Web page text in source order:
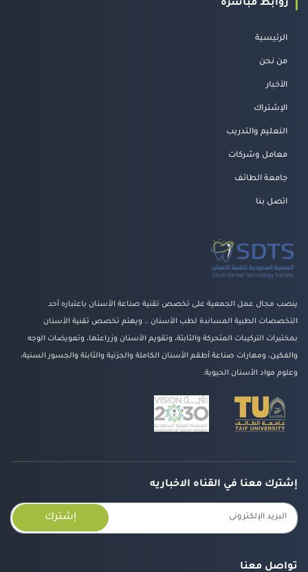
روابط مباشرة
الرئيسية
من نحن
الأخبار
الإشتراك
التعليم والتدريب
معامل وشركات
جامعة الطائف
اتصل بنا
ينصب مجال عمل الجمعية على تخصص تقنية صناعة الأسنان باعتباره أحد
التخصصات الطبية المساندة لطب الأسنان .. ويهتم تخصص تقنية الأسنان
بمختبرات التركيبات المتحركة والثابتة، وتقويم الأسنان وزراعتها، وتعويضات الوجه
والفكين، ومهارات صناعة أطقم الأسنان الكاملة والجزئية والثابتة والجسور السنية،
وعلوم مواد الأسنان الحيوية.
إشترك معنا في القناه الاخباريه
إشترك
تواصل معنا